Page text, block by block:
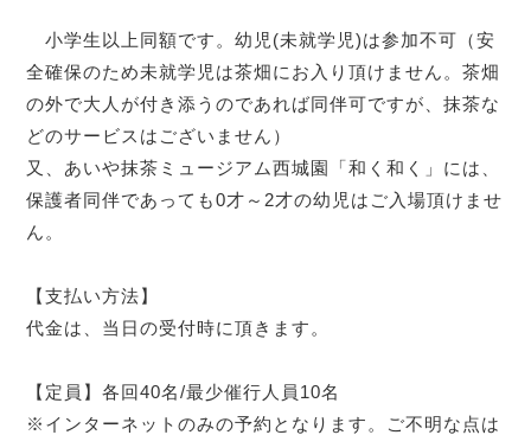
小学生以上同額です。幼児(未就学児)は参加不可（安
全確保のため未就学児は茶畑にお入り頂けません。茶畑
の外で大人が付き添うのであれば同伴可ですが、抹茶な
どのサービスはございません）
又、あいや抹茶ミュージアム西城園「和く和く」には、
保護者同伴であっても0才～2才の幼児はご入場頂けませ
ん。
【支払い方法】
代金は、当日の受付時に頂きます。
【定員】各回40名/最少催行人員10名
※インターネットのみの予約となります。ご不明な点は